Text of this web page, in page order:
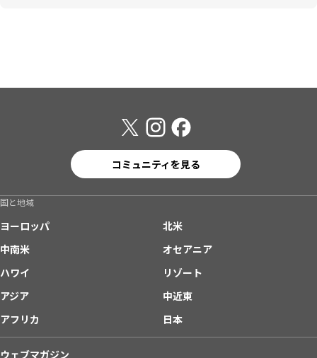
コミュニティを見る
国と地域
ヨーロッパ
北米
中南米
オセアニア
ハワイ
リゾート
アジア
中近東
アフリカ
日本
ウェブマガジン